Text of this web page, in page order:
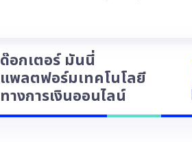
ด๊อกเตอร์ มันนี่
แพลตฟอร์มเทคโนโลยี
ทางการเงินออนไลน์